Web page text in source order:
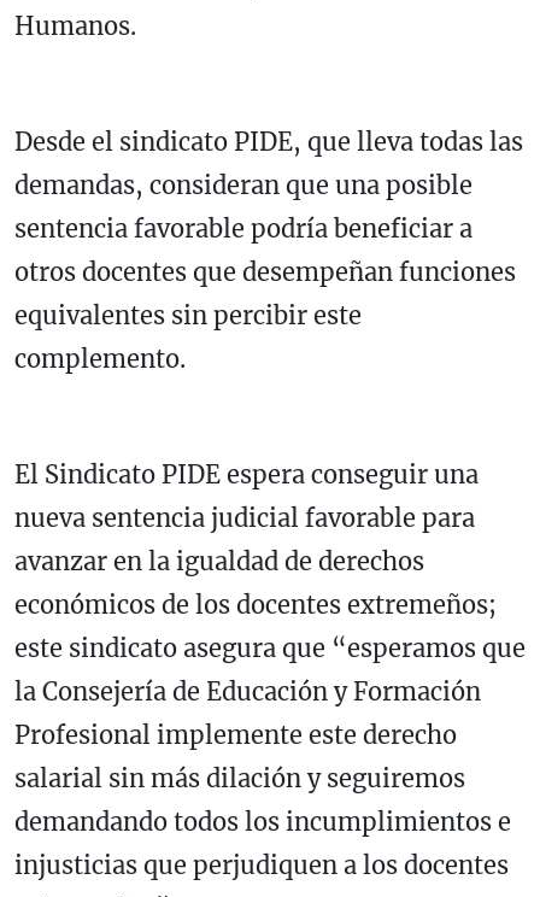
Humanos.
Desde el sindicato PIDE, que lleva todas las
demandas, consideran que una posible
sentencia favorable podría beneficiar a
otros docentes que desempeñan funciones
equivalentes sin percibir este
complemento.
El Sindicato PIDE espera conseguir una
nueva sentencia judicial favorable para
avanzar en la igualdad de derechos
económicos de los docentes extremeños;
este sindicato asegura que “esperamos que
la Consejería de Educación y Formación
Profesional implemente este derecho
salarial sin más dilación y seguiremos
demandando todos los incumplimientos e
injusticias que perjudiquen a los docentes